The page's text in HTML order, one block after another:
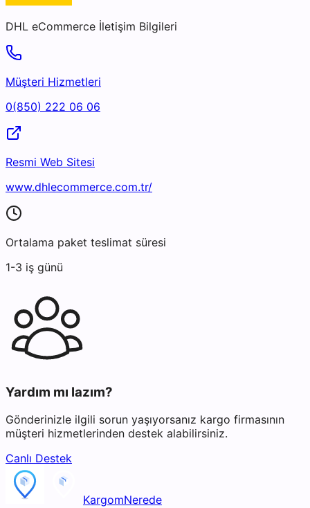
DHL eCommerce İletişim Bilgileri
Müşteri Hizmetleri
0(850) 222 06 06
Resmi Web Sitesi
www.dhlecommerce.com.tr/
Ortalama paket teslimat süresi
1-3 iş günü
Yardım mı lazım?
Gönderinizle ilgili sorun yaşıyorsanız kargo firmasının
müşteri hizmetlerinden destek alabilirsiniz.
Canlı Destek
KargomNerede